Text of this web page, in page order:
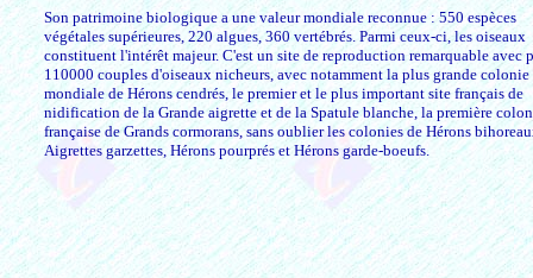
Son patrimoine biologique a une valeur mondiale reconnue : 550 espèces
végétales supérieures, 220 algues, 360 vertébrés. Parmi ceux-ci, les oiseaux
constituent l'intérêt majeur. C'est un site de reproduction remarquable avec
110000 couples d'oiseaux nicheurs, avec notamment la plus grande colonie
mondiale de Hérons cendrés, le premier et le plus important site français de
nidification de la Grande aigrette et de la Spatule blanche, la première
française de Grands cormorans, sans oublier les colonies de Hérons
Aigrettes garzettes, Hérons pourprés et Hérons garde-boeufs.